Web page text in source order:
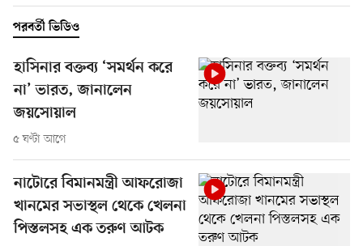
পরবর্তী ভিডিও
হাসিনার বক্তব্য ‘সমর্থন করে
না’ ভারত, জানালেন
জয়সোয়াল
৫ ঘণ্টা আগে
নাটোরে বিমানমন্ত্রী আফরোজা
খানমের সভাস্থল থেকে খেলনা
পিস্তলসহ এক তরুণ আটক